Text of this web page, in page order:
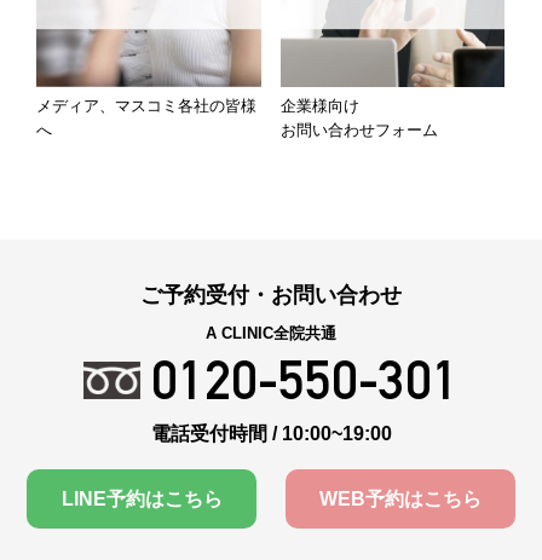
メディア、マスコミ各社の皆様
へ
企業様向け
お問い合わせフォーム
ご予約受付・お問い合わせ
A CLINIC全院共通
0120-550-301
電話受付時間 / 10:00~19:00
LINE予約はこちら WEB予約はこちら